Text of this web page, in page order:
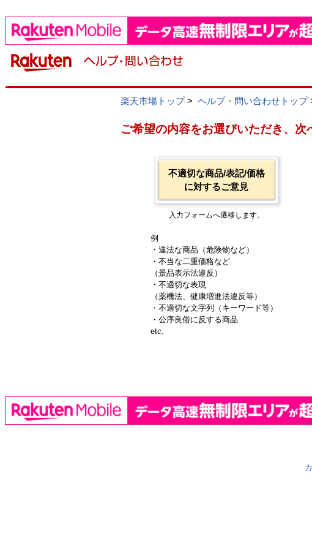
楽天市場トップ> ヘルプ・問い合わせトップ
ご希望の内容をお選びいただき、次
不適切な商品/表記/価格
に対するご意見
入力フォームへ遷移します。
例
・違法な商品（危険物など）
・不当な二重価格など
（景品表示法違反）
・不適切な表現
（薬機法、健康増進法違反等）
・不適切な文字列（キーワード等）
・公序良俗に反する商品
etc.